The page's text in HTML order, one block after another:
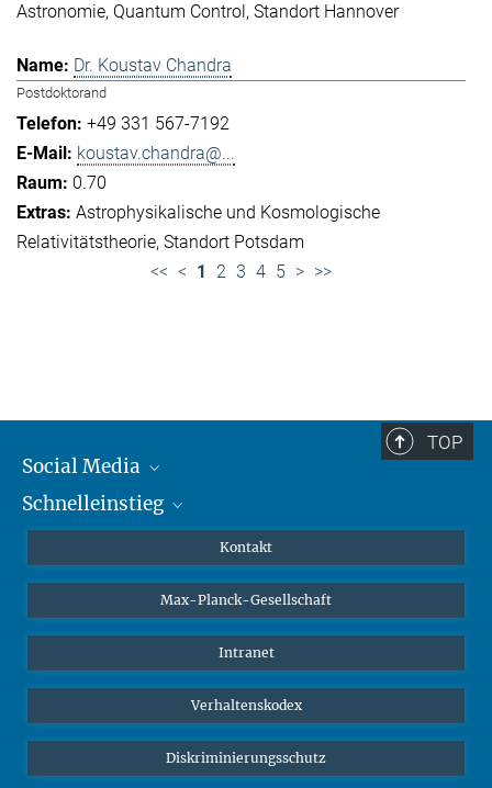
Astronomie Quantum Control Standort Hannover
Dr. Koustav Chandra
Postdoktorand
+49 331 567-7192
koustav.chandra@...
0.70
Astrophysikalische und Kosmologische
Relativitätstheorie Standort Potsdam
<< < 1 2 3 4 5 > >>
TOP
Social Media
Mastodon
Schnelleinstieg
Studierende
Schüler*innen
Öffentlichkeit
Alumnae | Alumni
Kontakt
Max-Planck-Gesellschaft
Intranet
Verhaltenskodex
Diskriminierungsschutz